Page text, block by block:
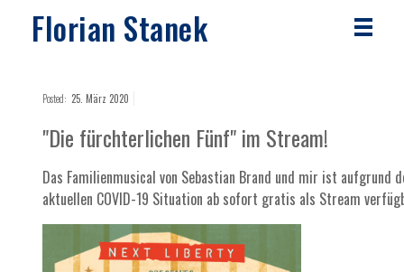
Florian Stanek
Posted: 25. März 2020
"Die fürchterlichen Fünf" im Stream!
Das Familienmusical von Sebastian Brand und mir ist aufgrund
aktuellen COVID-19 Situation ab sofort gratis als Stream